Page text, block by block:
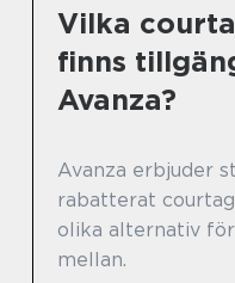
Vilka
finns
Avanza?
Avanza erbjuder
rabatterat
olika alternativ
mellan.